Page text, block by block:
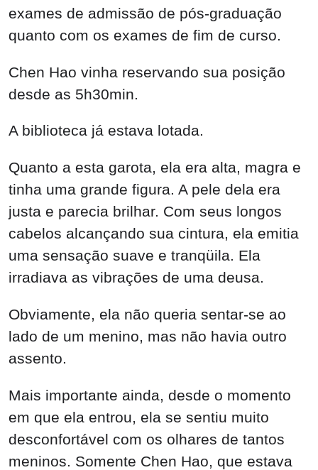
exames de admissão de pós-graduação
quanto com os exames de fim de curso.
Chen Hao vinha reservando sua posição
desde as 5h30min.
A biblioteca já estava lotada.
Quanto a esta garota, ela era alta, magra e
tinha uma grande figura. A pele dela era
justa e parecia brilhar. Com seus longos
cabelos alcançando sua cintura, ela emitia
uma sensação suave e tranqüila. Ela
irradiava as vibrações de uma deusa.
Obviamente, ela não queria sentar-se ao
lado de um menino, mas não havia outro
assento.
Mais importante ainda, desde o momento
em que ela entrou, ela se sentiu muito
desconfortável com os olhares de tantos
meninos. Somente Chen Hao, que estava